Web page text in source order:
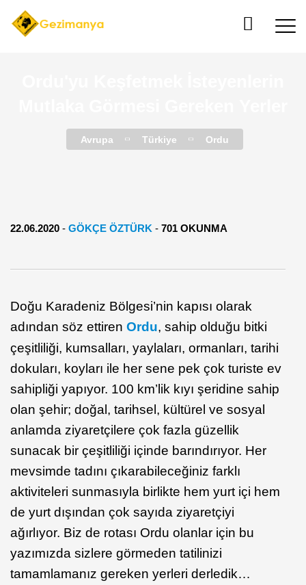
Avrupa Türkiye Ordu
22.06.2020 - GÖKÇE ÖZTÜRK - 701 OKUNMA
Doğu Karadeniz Bölgesi’nin kapısı olarak
adından söz ettiren Ordu, sahip olduğu bitki
çeşitliliği, kumsalları, yaylaları, ormanları, tarihi
dokuları, koyları ile her sene pek çok turiste ev
sahipliği yapıyor. 100 km’lik kıyı şeridine sahip
olan şehir; doğal, tarihsel, kültürel ve sosyal
anlamda ziyaretçilere çok fazla güzellik
sunacak bir çeşitliliği içinde barındırıyor. Her
mevsimde tadını çıkarabileceğiniz farklı
aktiviteleri sunmasıyla birlikte hem yurt içi hem
de yurt dışından çok sayıda ziyaretçiyi
ağırlıyor. Biz de rotası Ordu olanlar için bu
yazımızda sizlere görmeden tatilinizi
tamamlamanız gereken yerleri derledik…